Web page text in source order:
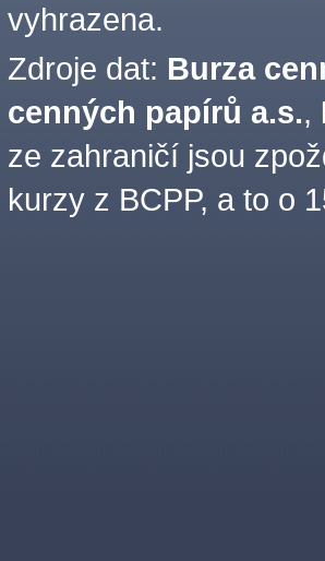
vyhrazena.
Zdroje dat: Burza
cenných papírů a.s.,
ze zahraničí jsou
kurzy z BCPP, a to o